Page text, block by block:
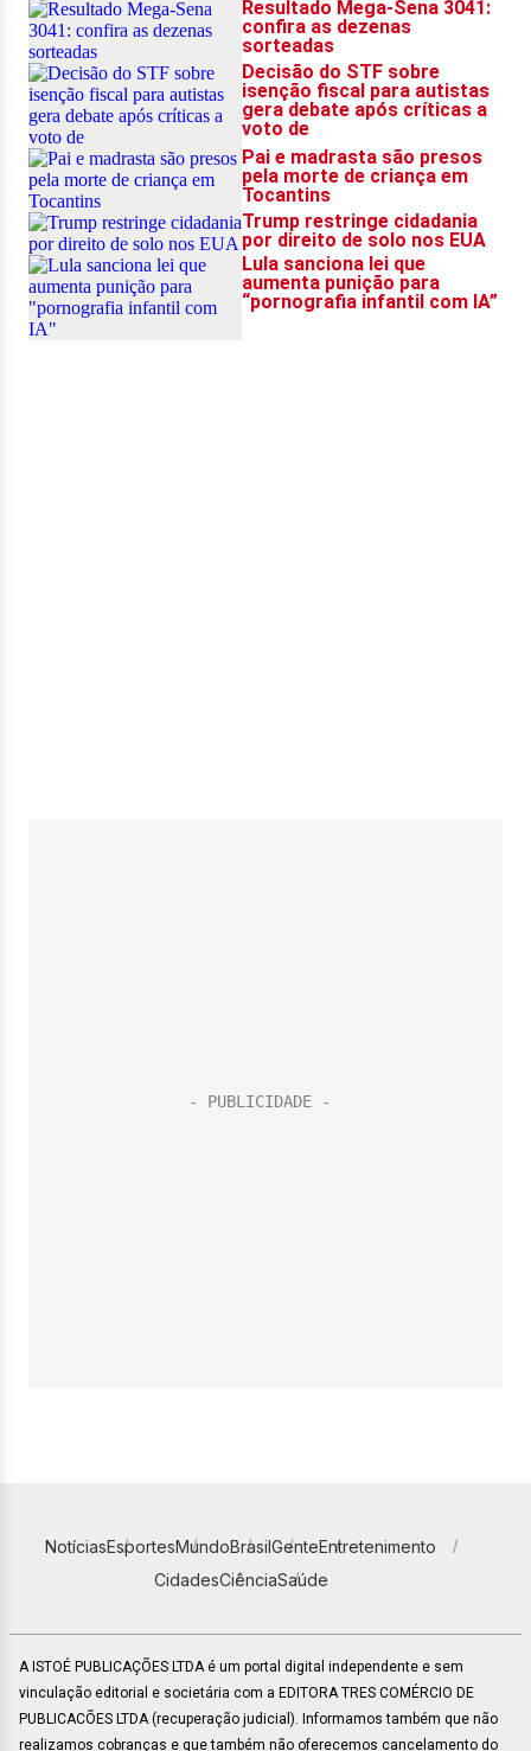
NotíciasEsportesMundoBrasilGenteEntretenimento
CidadesCiênciaSaúde
A ISTOÉ PUBLICAÇÕES LTDA é um portal digital independente e sem
vinculação editorial e societária com a EDITORA TRES COMÉRCIO DE
PUBLICACÕES LTDA (recuperação judicial). Informamos também que não
realizamos cobranças e que também não oferecemos cancelamento do